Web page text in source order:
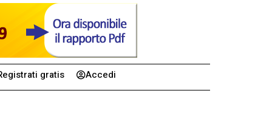
gratis Accedi